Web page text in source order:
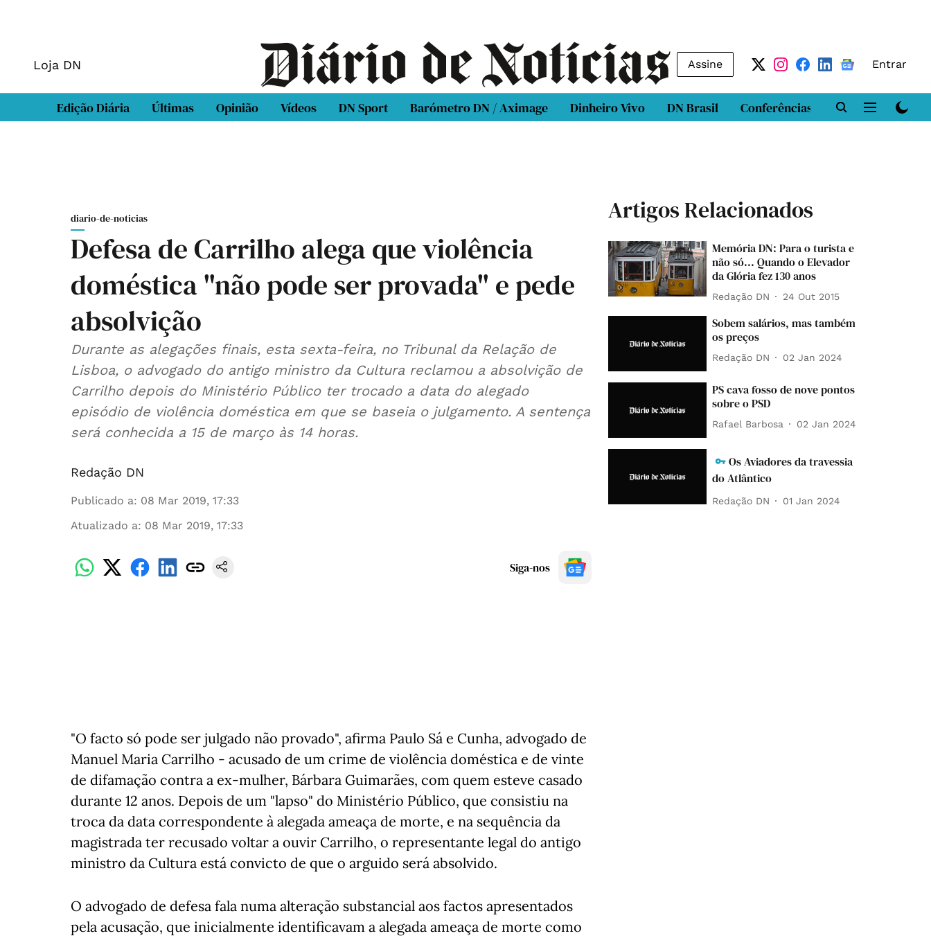
Loja DN Assine Entrar
Edição Diária Últimas Opinião Vídeos DN Sport Barómetro DN / Aximage Dinheiro Vivo DN Brasil Conferências DN LAB
diario-de-noticias
Defesa de Carrilho alega que violência
doméstica "não pode ser provada" e pede
absolvição
Durante as alegações finais, esta sexta-feira, no Tribunal da Relação de
Lisboa, o advogado do antigo ministro da Cultura reclamou a absolvição de
Carrilho depois do Ministério Público ter trocado a data do alegado
episódio de violência doméstica em que se baseia o julgamento. A sentença
será conhecida a 15 de março às 14 horas.
Redação DN
Publicado a: 08 Mar 2019, 17:33
Atualizado a: 08 Mar 2019, 17:33
Siga-nos
"O facto só pode ser julgado não provado", afirma Paulo Sá e Cunha, advogado de
Manuel Maria Carrilho - acusado de um crime de violência doméstica e de vinte
de difamação contra a ex-mulher, Bárbara Guimarães, com quem esteve casado
durante 12 anos. Depois de um "lapso" do Ministério Público, que consistiu na
troca da data correspondente à alegada ameaça de morte, e na sequência da
magistrada ter recusado voltar a ouvir Carrilho, o representante legal do antigo
ministro da Cultura está convicto de que o arguido será absolvido.
O advogado de defesa fala numa alteração substancial aos factos apresentados
pela acusação, que inicialmente identificavam a alegada ameaça de morte como
Artigos Relacionados
Memória DN: Para o turista e
não só... Quando o Elevador
da Glória fez 130 anos
Redação DN 24 Out 2015
Sobem salários, mas também
os preços
Redação DN 02 Jan 2024
PS cava fosso de nove pontos
sobre o PSD
Rafael Barbosa 02 Jan 2024
Os Aviadores da travessia
do Atlântico
Redação DN 01 Jan 2024